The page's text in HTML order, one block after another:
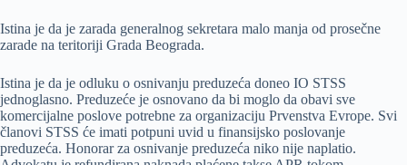
Istina je da je zarada generalnog sekretara malo manja od prosečne
zarade na teritoriji Grada Beograda.
Istina je da je odluku o osnivanju preduzeća doneo IO STSS
jednoglasno. Preduzeće je osnovano da bi moglo da obavi sve
komercijalne poslove potrebne za organizaciju Prvenstva Evrope. Svi
članovi STSS će imati potpuni uvid u finansijsko poslovanje
preduzeća. Honorar za osnivanje preduzeća niko nije naplatio.